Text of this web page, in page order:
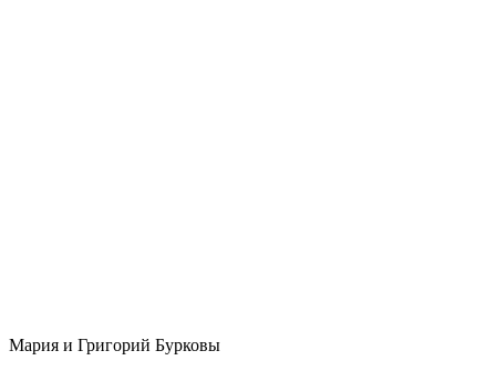
Мария и Григорий Бурковы